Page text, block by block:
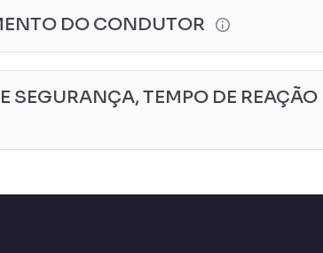
DO CONDUTOR
SEGURANÇA, TEMPO DE REAÇÃO